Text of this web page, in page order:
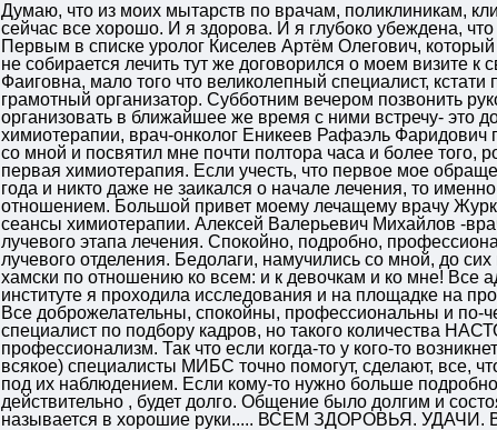
Думаю, что из моих мытарств по врачам, поликлиникам,
сейчас все хорошо. И я здорова. И я глубоко убеждена,
Первым в списке уролог Киселев Артём Олегович,
не собирается лечить тут же договорился о моем визите
Фаиговна, мало того что великолепный специалист,
грамотный организатор. Субботним вечером позвонить
организовать в ближайшее же время с ними встречу- это
химиотерапии, врач-онколог Еникеев Рафаэль Фаридович
со мной и посвятил мне почти полтора часа и более
первая химиотерапия. Если учесть, что первое мое
года и никто даже не заикался о начале лечения, то
отношением. Большой привет моему лечащему врачу
сеансы химиотерапии. Алексей Валерьевич Михайлов -
лучевого этапа лечения. Спокойно, подробно,
лучевого отделения. Бедолаги, намучились со мной, до
хамски по отношению ко всем: и к девочкам и ко мне! Все
институте я проходила исследования и на площадке на
Все доброжелательны, спокойны, профессиональны и
специалист по подбору кадров, но такого количества
профессионализм. Так что если когда-то у кого-то
всякое) специалисты МИБС точно помогут, сделают, все,
под их наблюдением. Если кому-то нужно больше
действительно , будет долго. Общение было долгим и
называется в хорошие руки..... ВСЕМ ЗДОРОВЬЯ.